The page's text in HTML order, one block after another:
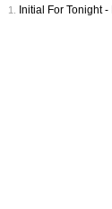
1. Initial For Tonight